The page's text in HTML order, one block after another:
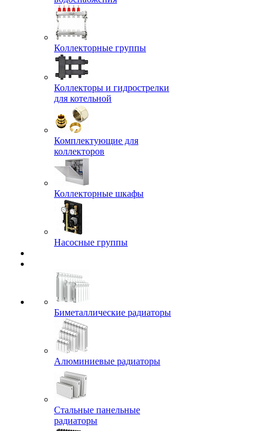
Коллекторные группы
Коллекторы и гидрострелки
для котельной
Комплектующие для
коллекторов
Коллекторные шкафы
Насосные группы
Биметаллические радиаторы
Алюминиевые радиаторы
Стальные панельные
радиаторы